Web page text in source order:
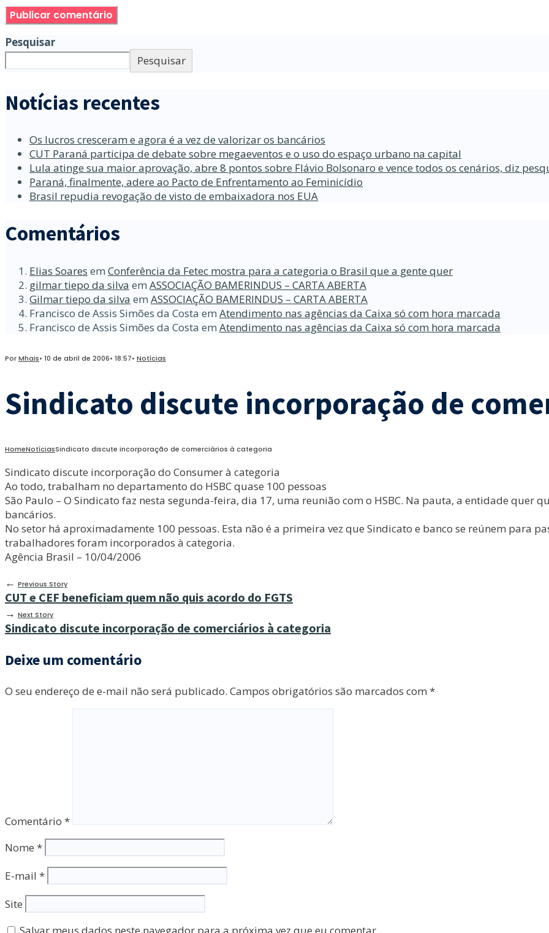
Pesquisar
Pesquisar
Notícias recentes
Os lucros cresceram e agora é a vez de valorizar os bancários
CUT Paraná participa de debate sobre megaeventos e o uso do espaço urbano na capital
Lula atinge sua maior aprovação, abre 8 pontos sobre Flávio Bolsonaro e vence todos os cenários, diz
Paraná, finalmente, adere ao Pacto de Enfrentamento ao Feminicídio
Brasil repudia revogação de visto de embaixadora nos EUA
Comentários
Elias Soares em Conferência da Fetec mostra para a categoria o Brasil que a gente quer
gilmar tiepo da silva em ASSOCIAÇÃO BAMERINDUS – CARTA ABERTA
Gilmar tiepo da silva em ASSOCIAÇÃO BAMERINDUS – CARTA ABERTA
Francisco de Assis Simões da Costa em Atendimento nas agências da Caixa só com hora marcada
Francisco de Assis Simões da Costa em Atendimento nas agências da Caixa só com hora marcada
PorMhais• 10 de abril de 2006• 18:57• Notícias
Sindicato discute incorporação de
HomeNotíciasSindicato discute incorporação de comerciários à categoria
Sindicato discute incorporação do Consumer à categoria
Ao todo, trabalham no departamento do HSBC quase 100 pessoas
São Paulo – O Sindicato faz nesta segunda-feira, dia 17, uma reunião com o HSBC. Na pauta, a entidade quer
bancários.
No setor há aproximadamente 100 pessoas. Esta não é a primeira vez que Sindicato e banco se reúnem para
trabalhadores foram incorporados à categoria.
Agência Brasil – 10/04/2006
← Previous Story
CUT e CEF beneficiam quem não quis acordo do FGTS
→ Next Story
Sindicato discute incorporação de comerciários à categoria
Deixe um comentário
O seu endereço de e-mail não será publicado. Campos obrigatórios são marcados com *
Comentário *
Nome *
E-mail *
Site
Salvar meus dados neste navegador para a próxima vez que eu comentar.